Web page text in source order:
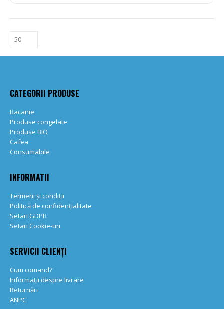
CATEGORII PRODUSE
Bacanie
Produse congelate
Produse BIO
Cafea
Consumabile
INFORMATII
Termeni și condiții
Politică de confidențialitate
Setari GDPR
Setari Cookie-uri
SERVICII CLIENȚI
Cum comand?
Informații despre livrare
Returnări
ANPC